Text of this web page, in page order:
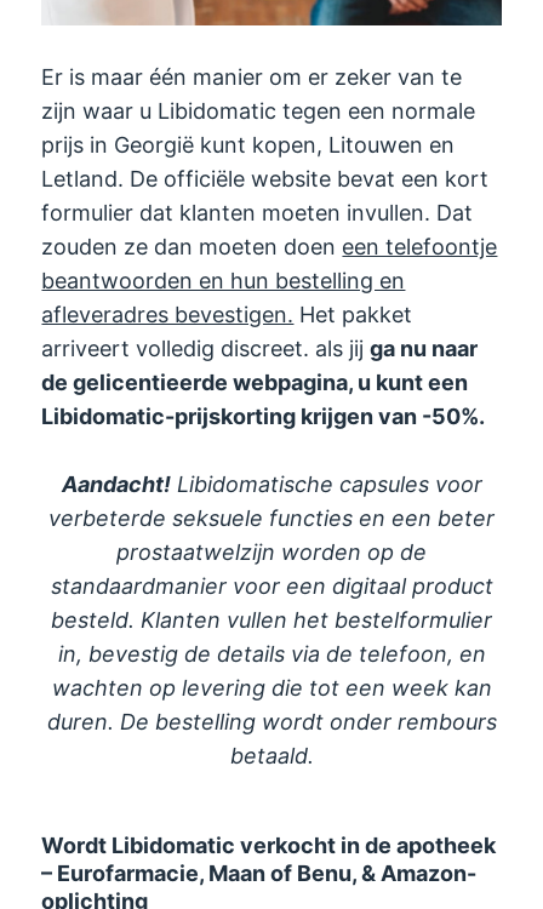
Er is maar één manier om er zeker van te
zijn waar u Libidomatic tegen een normale
prijs in Georgië kunt kopen, Litouwen en
Letland. De officiële website bevat een kort
formulier dat klanten moeten invullen. Dat
zouden ze dan moeten doen een telefoontje
beantwoorden en hun bestelling en
afleveradres bevestigen. Het pakket
arriveert volledig discreet. als jijga nu naar
de gelicentieerde webpagina, u kunt een
Libidomatic-prijskorting krijgen van -50%.
Aandacht!Libidomatische capsules voor
verbeterde seksuele functies en een beter
prostaatwelzijn worden op de
standaardmanier voor een digitaal product
besteld. Klanten vullen het bestelformulier
in, bevestig de details via de telefoon, en
wachten op levering die tot een week kan
duren. De bestelling wordt onder rembours
betaald.
Wordt Libidomatic verkocht in de apotheek
– Eurofarmacie, Maan of Benu, & Amazon-
oplichting